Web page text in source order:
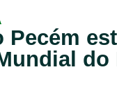
Pecém
do